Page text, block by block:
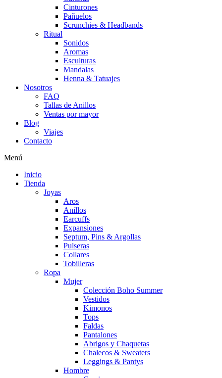
Cinturones
Pañuelos
Scrunchies & Headbands
Ritual
Sonidos
Aromas
Esculturas
Mandalas
Henna & Tatuajes
Nosotros
FAQ
Tallas de Anillos
Ventas por mayor
Blog
Viajes
Contacto
Menú
Inicio
Tienda
Joyas
Aros
Anillos
Earcuffs
Expansiones
Septum, Pins & Argollas
Pulseras
Collares
Tobilleras
Ropa
Mujer
Colección Boho Summer
Vestidos
Kimonos
Tops
Faldas
Pantalones
Abrigos y Chaquetas
Chalecos & Sweaters
Leggings & Pantys
Hombre